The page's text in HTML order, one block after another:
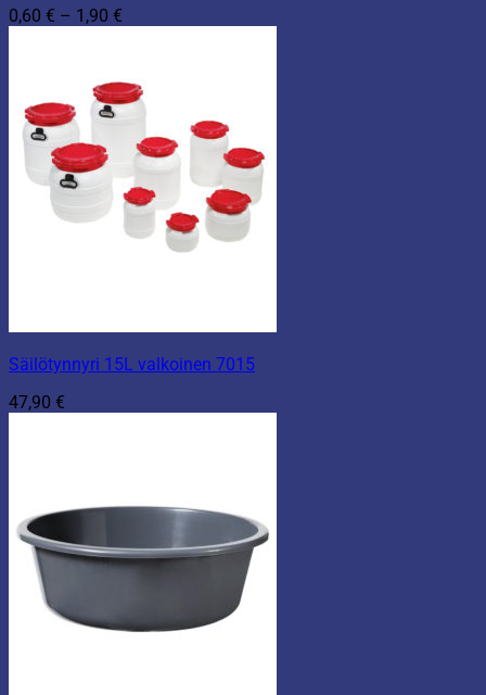
0,60 € – 1,90 €
1,90 €
Säilötynnyri 15L valkoinen 7015
47,90 €